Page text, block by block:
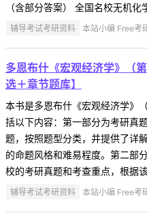
（含部分答案） 全国名校无机
辅导考试考研资料 本站小编 Free
多恩布什《宏观经济学》（
选＋章节题库】
本书是多恩布什《宏观经济学》
括以下内容：第一部分为考研真
题，按照题型分类，并提供了详
的命题风格和难易程度。第二部
校的考研真题和考查重点，根据
辅导考试考研资料 本站小编 Free